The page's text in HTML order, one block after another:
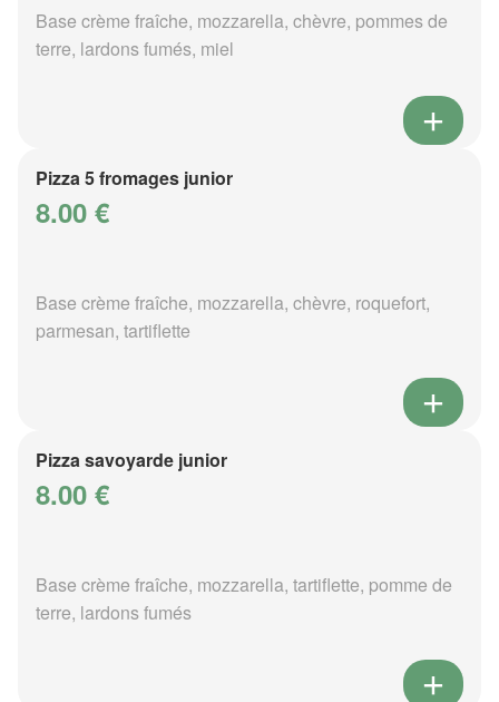
Base crème fraîche, mozzarella, chèvre, pommes de
terre, lardons fumés, miel
Pizza 5 fromages junior
8.00 €
Base crème fraîche, mozzarella, chèvre, roquefort,
parmesan, tartiflette
Pizza savoyarde junior
8.00 €
Base crème fraîche, mozzarella, tartiflette, pomme de
terre, lardons fumés